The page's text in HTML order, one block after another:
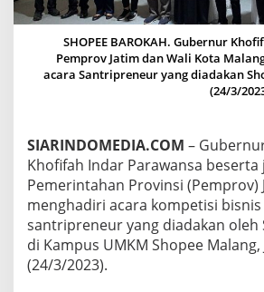
SHOPEE BAROKAH. Gubernur
Pemprov Jatim dan Wali Kota
acara Santripreneur yang diadakan
(24/3/
SIARINDOMEDIA.COM –
Khofifah Indar Parawansa beserta
Pemerintahan Provinsi (Pemprov)
menghadiri acara kompetisi
santripreneur yang diadakan oleh
di Kampus UMKM Shopee Malang,
(24/3/2023).